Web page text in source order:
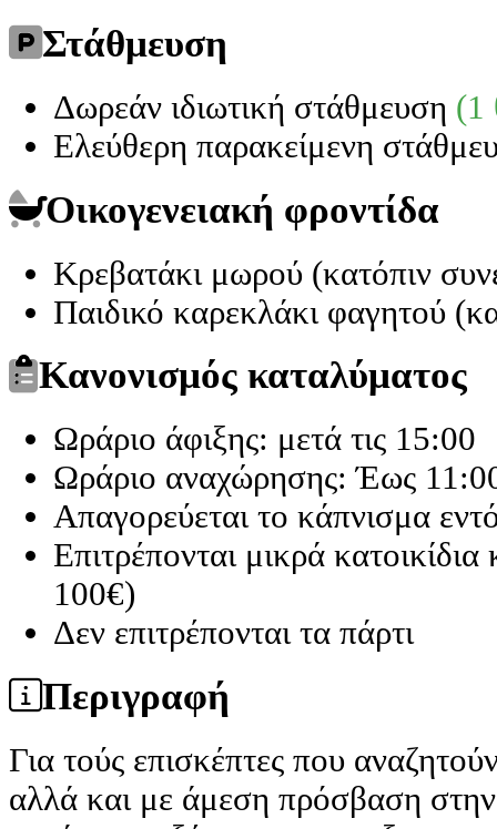
Στάθμευση
Δωρεάν ιδιωτική στάθμευση (1
Ελεύθερη παρακείμενη
Οικογενειακή φροντίδα
Κρεβατάκι μωρού (κατόπιν
Παιδικό καρεκλάκι φαγητού
Κανονισμός καταλύματος
Ωράριο άφιξης: μετά τις 15:00
Ωράριο αναχώρησης: Έως
Απαγορεύεται το κάπνισμα
Επιτρέπονται μικρά
100€)
Δεν επιτρέπονται τα πάρτι
Περιγραφή
Για τούς επισκέπτες που
αλλά και με άμεση πρόσβαση